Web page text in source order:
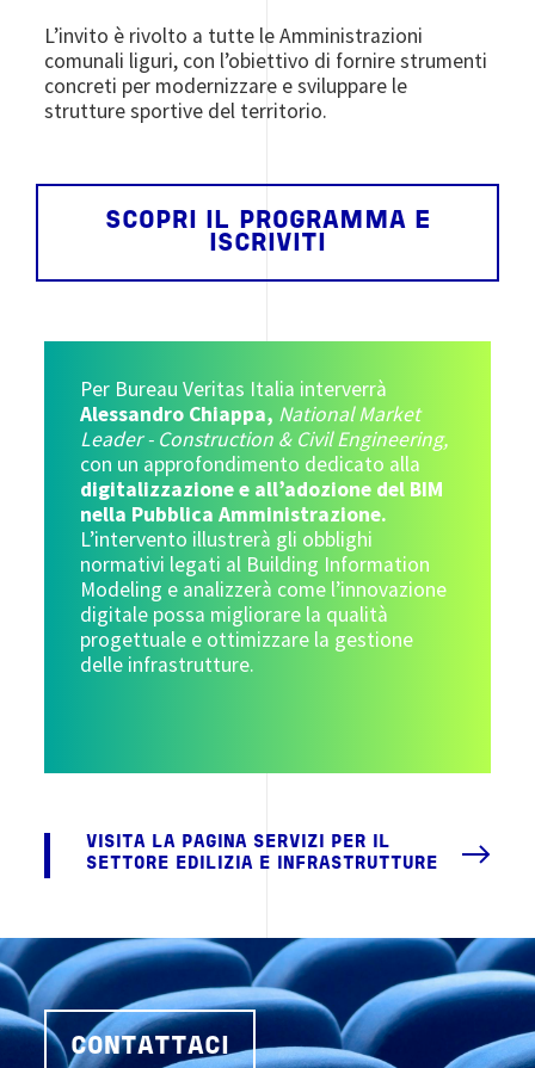
L’invito è rivolto a tutte le Amministrazioni
comunali liguri, con l’obiettivo di fornire strumenti
concreti per modernizzare e sviluppare le
strutture sportive del territorio.
SCOPRI IL PROGRAMMA E
ISCRIVITI
Per Bureau Veritas Italia interverrà
Alessandro Chiappa, National Market
Leader - Construction & Civil Engineering,
con un approfondimento dedicato alla
digitalizzazione e all’adozione del BIM
nella Pubblica Amministrazione.
L’intervento illustrerà gli obblighi
normativi legati al Building Information
Modeling e analizzerà come l’innovazione
digitale possa migliorare la qualità
progettuale e ottimizzare la gestione
delle infrastrutture.
VISITA LA PAGINA SERVIZI PER IL
SETTORE EDILIZIA E INFRASTRUTTURE
CONTATTACI